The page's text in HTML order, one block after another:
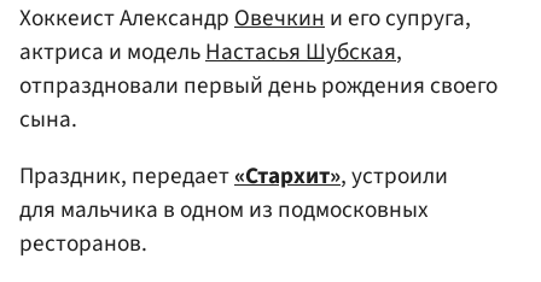
Хоккеист АлександрОвечкини его супруга,
актриса и модельНастасья Шубская,
отпраздновали первый день рождения своего
сына.
Праздник, передает«Стархит», устроили
для мальчика в одном из подмосковных
ресторанов.